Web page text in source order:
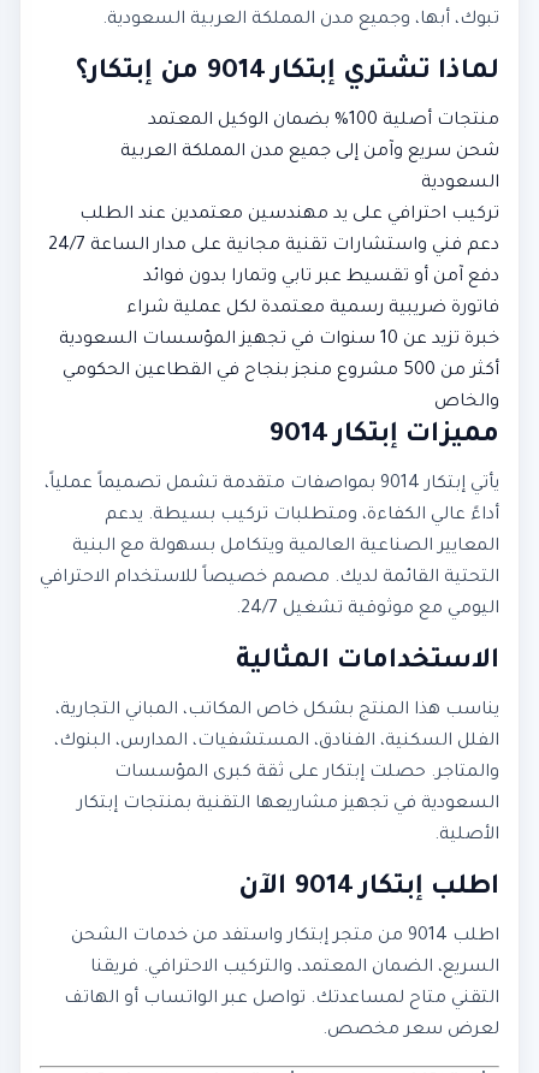
تبوك، أبها، وجميع مدن المملكة العربية السعودية.
لماذا تشتري إبتكار 9014 من إبتكار؟
منتجات أصلية 100% بضمان الوكيل المعتمد
شحن سريع وآمن إلى جميع مدن المملكة العربية
السعودية
تركيب احترافي على يد مهندسين معتمدين عند الطلب
دعم فني واستشارات تقنية مجانية على مدار الساعة 24/7
دفع آمن أو تقسيط عبر تابي وتمارا بدون فوائد
فاتورة ضريبية رسمية معتمدة لكل عملية شراء
خبرة تزيد عن 10 سنوات في تجهيز المؤسسات السعودية
أكثر من 500 مشروع منجز بنجاح في القطاعين الحكومي
والخاص
مميزات إبتكار 9014
يأتي إبتكار 9014 بمواصفات متقدمة تشمل تصميماً عملياً،
أداءً عالي الكفاءة، ومتطلبات تركيب بسيطة. يدعم
المعايير الصناعية العالمية ويتكامل بسهولة مع البنية
التحتية القائمة لديك. مصمم خصيصاً للاستخدام الاحترافي
اليومي مع موثوقية تشغيل 24/7.
الاستخدامات المثالية
يناسب هذا المنتج بشكل خاص المكاتب، المباني التجارية،
الفلل السكنية، الفنادق، المستشفيات، المدارس، البنوك،
والمتاجر. حصلت إبتكار على ثقة كبرى المؤسسات
السعودية في تجهيز مشاريعها التقنية بمنتجات إبتكار
الأصلية.
اطلب إبتكار 9014 الآن
اطلب 9014 من متجر إبتكار واستفد من خدمات الشحن
السريع، الضمان المعتمد، والتركيب الاحترافي. فريقنا
التقني متاح لمساعدتك. تواصل عبر الواتساب أو الهاتف
لعرض سعر مخصص.